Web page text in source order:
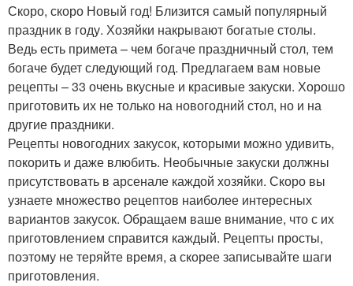
Скоро, скоро Новый год! Близится самый популярный
праздник в году. Хозяйки накрывают богатые столы.
Ведь есть примета – чем богаче праздничный стол, тем
богаче будет следующий год. Предлагаем вам новые
рецепты – 33 очень вкусные и красивые закуски. Хорошо
приготовить их не только на новогодний стол, но и на
другие праздники.
Рецепты новогодних закусок, которыми можно удивить,
покорить и даже влюбить. Необычные закуски должны
присутствовать в арсенале каждой хозяйки. Скоро вы
узнаете множество рецептов наиболее интересных
вариантов закусок. Обращаем ваше внимание, что с их
приготовлением справится каждый. Рецепты просты,
поэтому не теряйте время, а скорее записывайте шаги
приготовления.